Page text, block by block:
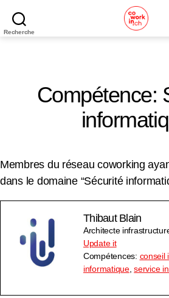
Recherche
Compétence:
Membres du réseau coworking
dans le domaine “Sécurité
Thibaut Blain
Architecte
Update it
Compétences: conseil
informatique,service